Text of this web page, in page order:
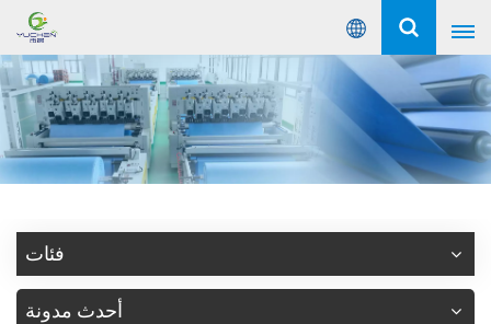
عربي
English
Русский
Español
Português
فئات
أحدث مدونة